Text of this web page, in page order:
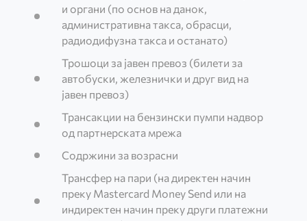
и органи (по основ на данок,
административна такса, обрасци,
радиодифузна такса и останато)
Трошоци за јавен превоз (билети за
автобуски, железнички и друг вид на
јавен превоз)
Трансакции на бензински пумпи надвор
од партнерската мрежа
Содржини за возрасни
Трансфер на пари (на директен начин
преку Mastercard Money Send или на
индиректен начин преку други платежни